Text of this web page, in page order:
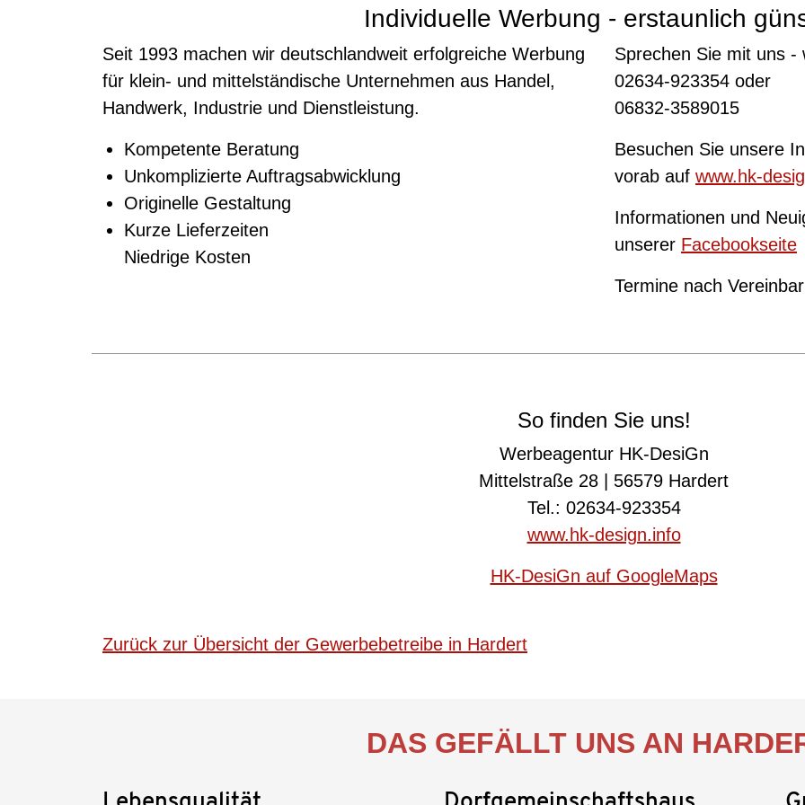
Individuelle Werbung - erstaunlich
Seit 1993 machen wir deutschlandweit erfolgreiche Werbung
für klein- und mittelständische Unternehmen aus Handel,
Handwerk, Industrie und Dienstleistung.
Kompetente Beratung
Unkomplizierte Auftragsabwicklung
Originelle Gestaltung
Kurze Lieferzeiten
Niedrige Kosten
Sprechen Sie mit uns -
02634-923354 oder
06832-3589015
Besuchen Sie unsere
vorab auf www.hk-
Informationen und
unserer Facebookseite
Termine nach
So finden Sie uns!
Werbeagentur HK-DesiGn
Mittelstraße 28 | 56579 Hardert
Tel.: 02634-923354
www.hk-design.info
HK-DesiGn auf GoogleMaps
Zurück zur Übersicht der Gewerbebetreibe in Hardert
DAS GEFÄLLT UNS AN